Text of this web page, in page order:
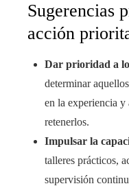
Sugerencias
acción
Dar prioridad a
determinar
en la experiencia y
retenerlos.
Impulsar la
talleres prácticos,
supervisión